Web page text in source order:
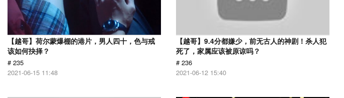
【越哥】荷尔蒙爆棚的港片，男人四十，色与戒
该如何抉择？
# 235
2021-06-15 11:48
【越哥】9.4分都嫌少，前无古人的神剧！杀人犯
死了，家属应该被原谅吗？
# 236
2021-06-12 15:40